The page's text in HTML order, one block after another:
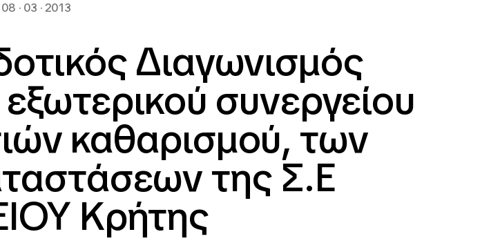
08 · 03 · 2013
Διαγωνισμός
συνεργείου
καθαρισμού, των
της Σ.Ε
Κρήτης